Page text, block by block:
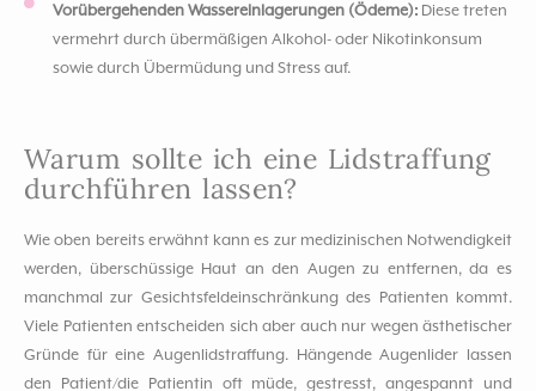
Vorübergehenden Wassereinlagerungen (Ödeme): Diese treten
vermehrt durch übermäßigen Alkohol- oder Nikotinkonsum
sowie durch Übermüdung und Stress auf.
Warum sollte ich eine Lidstraffung
durchführen lassen?
Wie oben bereits erwähnt kann es zur medizinischen Notwendigkeit
werden, überschüssige Haut an den Augen zu entfernen, da es
manchmal zur Gesichtsfeldeinschränkung des Patienten kommt.
Viele Patienten entscheiden sich aber auch nur wegen ästhetischer
Gründe für eine Augenlidstraffung. Hängende Augenlider lassen
den Patient/die Patientin oft müde, gestresst, angespannt und